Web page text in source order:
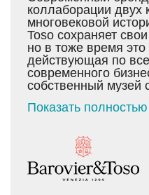
коллаборации двух
многовековой
Toso сохраняет
но в тоже время
действующая по
современного
собственный музей
Венеции. История
открытиями. Она
маэстро Анджело
добиться
кристальной
Показать полностью